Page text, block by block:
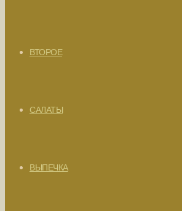
ВТОРОЕ
САЛАТЫ
ВЫПЕЧКА